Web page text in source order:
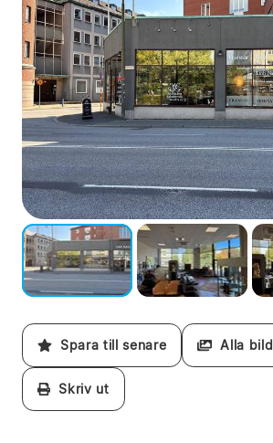
Spara till senare Alla
Skriv ut